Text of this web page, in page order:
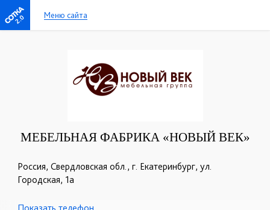
2.0 Меню сайта
МЕБЕЛЬНАЯ ФАБРИКА «НОВЫЙ ВЕК»
Россия, Свердловская обл., г. Екатеринбург, ул.
Городская, 1а
☎